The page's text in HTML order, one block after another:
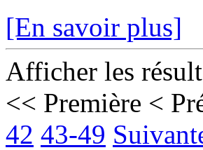
[En savoir plus]
Afficher les
<< Première <
42 43-49